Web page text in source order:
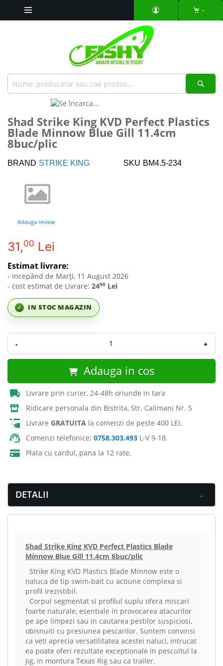
the
end
of
images
to
the
beginning
the
gallery
Shad Strike King KVD Perfect Plastics
Blade Minnow Blue Gill 11.4cm
8buc/plic
BRAND STRIKE KING SKU BM4.5-234
Adauga review
31,00 Lei
✓ IN STOC MAGAZIN
Estimat livrare:
- incepând de Marți, 11 August 2026
- cost estimat de Livrare: 2490 Lei
- +
Adauga in cos
Livrare prin curier, 24-48h oriunde in tara
Ridicare personala din Bistrita, Str. Calimani Nr. 5
Livrare GRATUITA la comenzi de peste 400 LEI.
Comenzi telefonice: 0758.303.493 L-V 9-18.
Plata cu cardul, pana la 12 rate.
DETALII
Shad Strike King KVD Perfect Plastics Blade
Minnow Blue Gill 11.4cm 8buc/plic
Strike King KVD Plastics Blade Minnow este o
naluca de tip swim-bait cu actiune complexa si
profil irezistibil.
Corpul segmentat si profilul suplu ofera miscari
foarte naturale, esentiale in provocarea atacurilor
pe ape limpezi sau in cautarea pestilor suspiciosi,
obisnuiti cu presiunea pescarilor. Suntem convinsi
ca veti aprecia versatilitatea acestei naluci, intrucat
ea poate oferi rezultate exceptionale in pescuitul la
jig, in montura Texas Rig sau ca trailer.